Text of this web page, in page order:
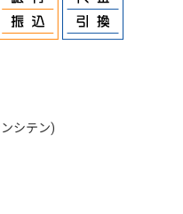
シテン)